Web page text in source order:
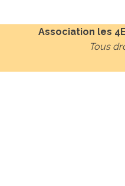
Association les
Tous